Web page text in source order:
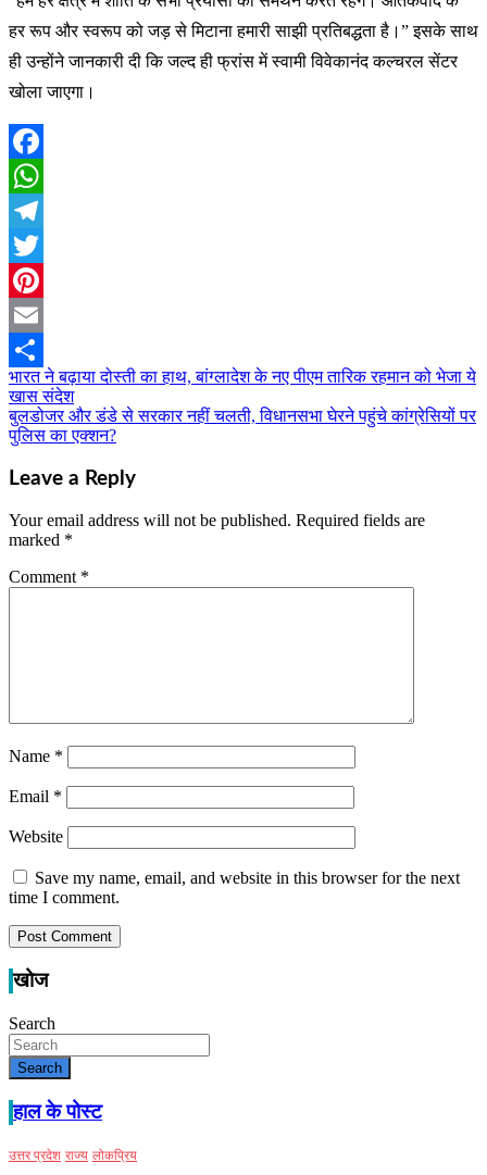
हर रूप और स्वरूप को जड़ से मिटाना हमारी साझी प्रतिबद्धता है।” इसके साथ
ही उन्होंने जानकारी दी कि जल्द ही फ्रांस में स्वामी विवेकानंद कल्चरल सेंटर
खोला जाएगा।
Facebook
WhatsApp
Telegram
Twitter
Pinterest
Email
Share
Post
navigation
भारत ने बढ़ाया दोस्ती का हाथ, बांग्लादेश के नए पीएम तारिक रहमान को भेजा ये
खास संदेश
बुलडोजर और डंडे से सरकार नहीं चलती, विधानसभा घेरने पहुंचे कांग्रेसियों पर
पुलिस का एक्शन?
Leave a Reply
Your email address will not be published. Required fields are
marked *
Comment *
Name *
Email *
Website
Save my name, email, and website in this browser for the next
time I comment.
खोज
Search
Search
हाल के पोस्ट
उत्तर प्रदेश राज्य लोकप्रिय